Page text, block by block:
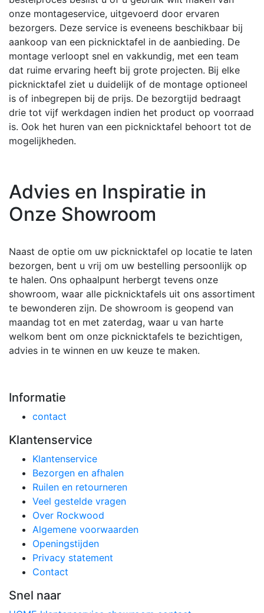
onze montageservice, uitgevoerd door ervaren
bezorgers. Deze service is eveneens beschikbaar bij
aankoop van een picknicktafel in de aanbieding. De
montage verloopt snel en vakkundig, met een team
dat ruime ervaring heeft bij grote projecten. Bij elke
picknicktafel ziet u duidelijk of de montage optioneel
is of inbegrepen bij de prijs. De bezorgtijd bedraagt
drie tot vijf werkdagen indien het product op voorraad
is. Ook het huren van een picknicktafel behoort tot de
mogelijkheden.
Advies en Inspiratie in
Onze Showroom
Naast de optie om uw picknicktafel op locatie te laten
bezorgen, bent u vrij om uw bestelling persoonlijk op
te halen. Ons ophaalpunt herbergt tevens onze
showroom, waar alle picknicktafels uit ons assortiment
te bewonderen zijn. De showroom is geopend van
maandag tot en met zaterdag, waar u van harte
welkom bent om onze picknicktafels te bezichtigen,
advies in te winnen en uw keuze te maken.
Informatie
contact
Klantenservice
Klantenservice
Bezorgen en afhalen
Ruilen en retourneren
Veel gestelde vragen
Over Rockwood
Algemene voorwaarden
Openingstijden
Privacy statement
Contact
Snel naar